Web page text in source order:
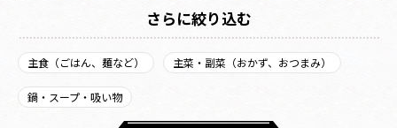
さらに絞り込む
主食（ごはん、麺など） 主菜・副菜（おかず、おつまみ）
鍋・スープ・吸い物